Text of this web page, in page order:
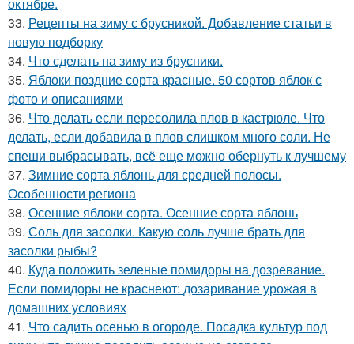
октябре.
33. Рецепты на зиму с брусникой. Добавление статьи в
новую подборку
34. Что сделать на зиму из брусники.
35. Яблоки поздние сорта красные. 50 сортов яблок с
фото и описаниями
36. Что делать если пересолила плов в кастрюле. Что
делать, если добавила в плов слишком много соли. Не
спеши выбрасывать, всё еще можно обернуть к лучшему
37. Зимние сорта яблонь для средней полосы.
Особенности региона
38. Осенние яблоки сорта. Осенние сорта яблонь
39. Соль для засолки. Какую соль лучше брать для
засолки рыбы?
40. Куда положить зеленые помидоры на дозревание.
Если помидоры не краснеют: дозаривание урожая в
домашних условиях
41. Что садить осенью в огороде. Посадка культур под